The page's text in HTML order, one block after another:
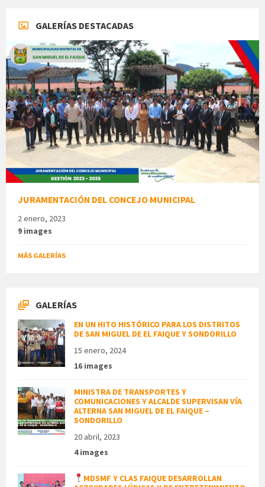
GALERÍAS DESTACADAS
JURAMENTACIÓN DEL CONCEJO MUNICIPAL
2 enero, 2023
9 images
MÁS GALERÍAS
GALERÍAS
EN UN HITO HISTÓRICO PARA LOS DISTRITOS
DE SAN MIGUEL DE EL FAIQUE Y SONDORILLO
15 enero, 2024
16 images
MINISTRA DE TRANSPORTES Y
COMUNICACIONES Y ALCALDE SUPERVISAN VÍA
ALTERNA SAN MIGUEL DE EL FAIQUE –
SONDORILLO
20 abril, 2023
4 images
MDSMF Y CLAS FAIQUE DESARROLLAN